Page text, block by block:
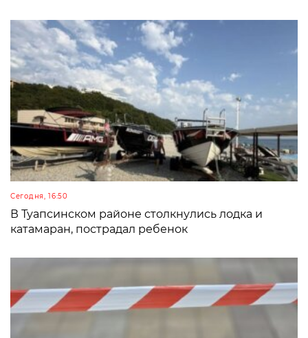
Сегодня, 16:50
В Туапсинском районе столкнулись лодка и
катамаран, пострадал ребенок